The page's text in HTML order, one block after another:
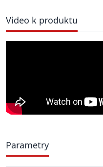
Video k produktu
Parametry